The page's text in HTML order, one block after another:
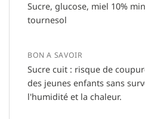
Sucre, glucose, miel 10%
tournesol
BON A SAVOIR
Sucre cuit : risque de
des jeunes enfants sans
l'humidité et la chaleur.